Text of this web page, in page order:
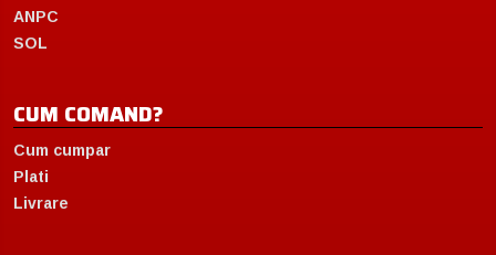
ANPC
SOL
CUM COMAND?
Cum cumpar
Plati
Livrare